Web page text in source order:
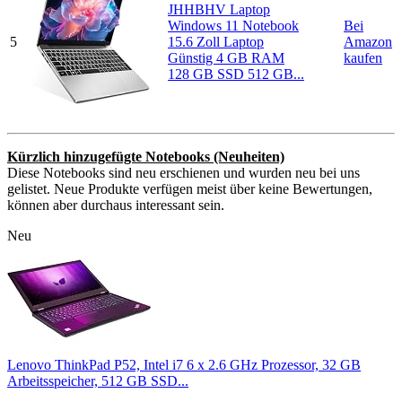
5
JHHBHV Laptop
Windows 11 Notebook
15.6 Zoll Laptop
Günstig 4 GB RAM
128 GB SSD 512 GB...
Bei
Amazon
kaufen
Kürzlich hinzugefügte Notebooks (Neuheiten)
Diese Notebooks sind neu erschienen und wurden neu bei uns
gelistet. Neue Produkte verfügen meist über keine Bewertungen,
können aber durchaus interessant sein.
Neu
Lenovo ThinkPad P52, Intel i7 6 x 2.6 GHz Prozessor, 32 GB
Arbeitsspeicher, 512 GB SSD...